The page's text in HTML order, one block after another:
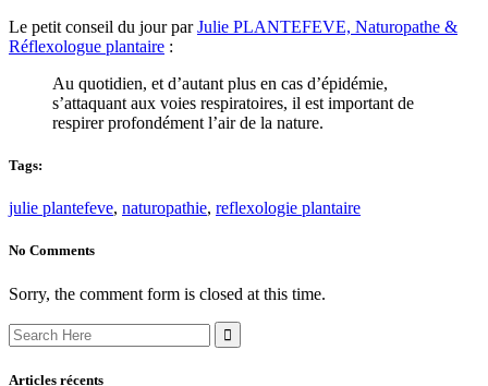
Le petit conseil du jour parJulie PLANTEFEVE, Naturopathe &
Réflexologue plantaire :
Au quotidien, et d’autant plus en cas d’épidémie,
s’attaquant aux voies respiratoires, il est important de
respirer profondément l’air de la nature.
Tags:
julie plantefeve, naturopathie, reflexologie plantaire
No Comments
Sorry, the comment form is closed at this time.
Search
for:
Articles récents